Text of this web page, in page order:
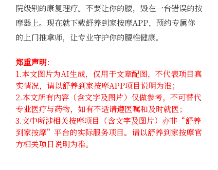
院级别的康复理疗。不要让你的腰，毁在一台错误的按
摩器上。现在就下载舒养到家按摩APP，预约专属你
的上门推拿师，让专业守护你的腰椎健康。
郑重声明：
1.本文图片为AI生成，仅用于文章配图，不代表项目真
实情况，请以舒养到家按摩APP项目说明为准；
2.本文所有内容（含文字及图片）仅做参考，不可替代
专业医疗与药物，如有不适请遵医嘱和及时就医；
3.文中所涉相关按摩项目（含文字及图片）亦非“舒养
到家按摩”平台的实际服务项目。请以舒养到家按摩官
方相关项目说明为准。